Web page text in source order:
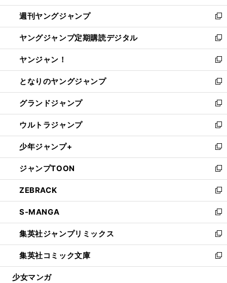
開
く
ウ
で
開
く
ン
ド
ウ
で
開
く
ウ
ィ
ン
ド
ウ
で
開
く
週刊ヤングジャンプ
新
し
い
ウ
ィ
ン
ド
ウ
で
開
く
ヤングジャンプ定期購読デジタル
新
し
い
ウ
ィ
ン
ド
ウ
で
開
く
ヤンジャン！
新
し
い
ウ
ィ
ン
ド
ウ
で
開
く
となりのヤングジャンプ
新
し
い
ウ
ィ
ン
ド
ウ
で
開
く
グランドジャンプ
新
し
い
ウ
ィ
ン
ド
ウ
で
開
く
ウルトラジャンプ
新
し
い
ウ
ィ
ン
ド
ウ
で
開
く
少年ジャンプ+
新
し
い
ウ
ィ
ン
ド
ウ
で
開
く
ジャンプTOON
新
し
い
ウ
ィ
ン
ド
ウ
で
開
ZEBRACK
新
し
い
ウ
ィ
ン
ド
ウ
S-MANGA
新
し
い
ウ
ィ
ン
集英社ジャンプリミックス
新
し
い
ウ
集英社コミック文庫
新
し
少女マンガ